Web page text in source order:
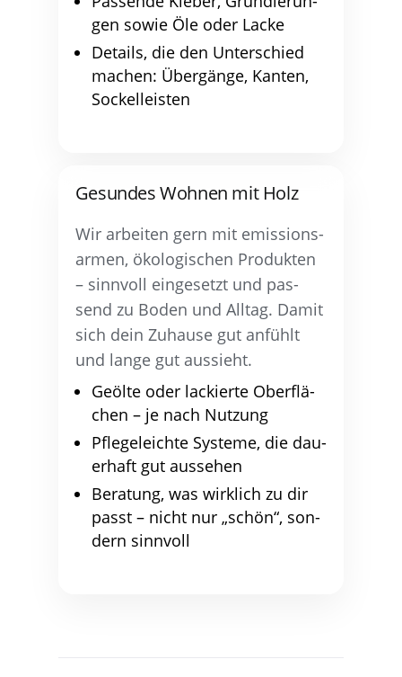
gen sowie Öle oder Lacke
Details, die den Unter­schied
machen: Über­gän­ge, Kan­ten,
Sockelleisten
Gesun­des Woh­nen mit Holz
Wir arbei­ten gern mit emis­si­ons­
ar­men, öko­lo­gi­schen Pro­duk­ten
– sinn­voll ein­ge­setzt und pas­
send zu Boden und All­tag. Damit
sich dein Zuhau­se gut anfühlt
und lan­ge gut aussieht.
Geöl­te oder lackier­te Ober­flä­
chen – je nach Nutzung
Pfle­ge­leich­te Sys­te­me, die dau­
er­haft gut aussehen
Bera­tung, was wirk­lich zu dir
passt – nicht nur „schön“, son­
dern sinnvoll